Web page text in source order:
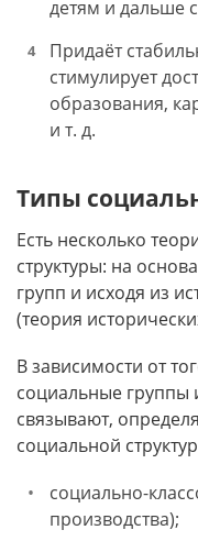
детям и дальше
Придаёт
стимулирует
образования,
и т. д.
Типы
Есть несколько
структуры: на
групп и исходя из
(теория
В зависимости от
социальные группы
связывают,
социальной
социально-
производства);